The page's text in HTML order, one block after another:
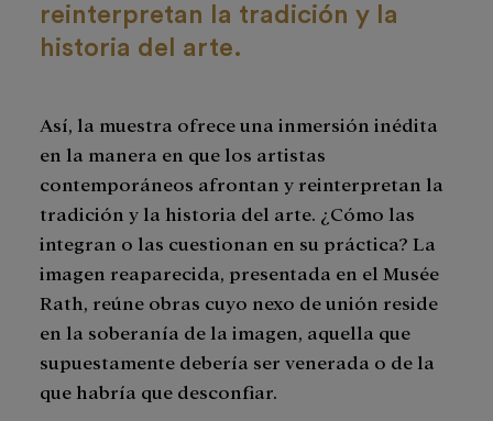
reinterpretan la tradición y la
historia del arte.
Así, la muestra ofrece una inmersión inédita
en la manera en que los artistas
contemporáneos afrontan y reinterpretan la
tradición y la historia del arte. ¿Cómo las
integran o las cuestionan en su práctica? La
imagen reaparecida, presentada en el Musée
Rath, reúne obras cuyo nexo de unión reside
en la soberanía de la imagen, aquella que
supuestamente debería ser venerada o de la
que habría que desconfiar.